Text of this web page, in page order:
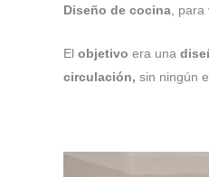
Diseño de cocina , para
El objetivo era una
circulación, sin ningún